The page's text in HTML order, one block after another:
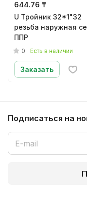
644.76 ₸
U Тройник 32*1"32
резьба наружная
ППР
0 Есть в наличии
Заказать
Подписаться на